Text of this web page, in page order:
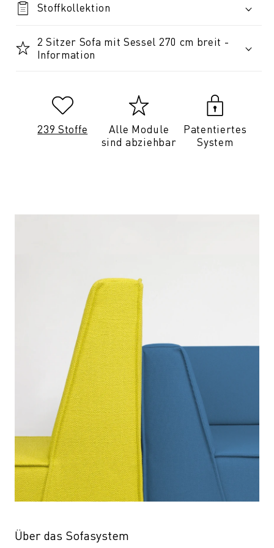
Stoffkollektion
2 Sitzer Sofa mit Sessel 270 cm breit -
Information
239 Stoffe
Alle Module
sind abziehbar
Patentiertes
System
Über das Sofasystem